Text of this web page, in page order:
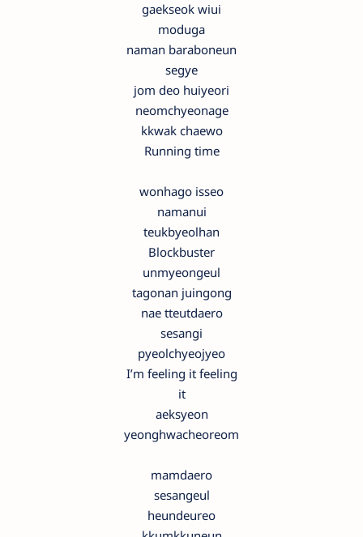
gaekseok wiui
moduga
naman baraboneun
segye
jom deo huiyeori
neomchyeonage
kkwak chaewo
Running time
wonhago isseo
namanui
teukbyeolhan
Blockbuster
unmyeongeul
tagonan juingong
nae tteutdaero
sesangi
pyeolchyeojyeo
I’m feeling it feeling
it
aeksyeon
yeonghwacheoreom
mamdaero
sesangeul
heundeureo